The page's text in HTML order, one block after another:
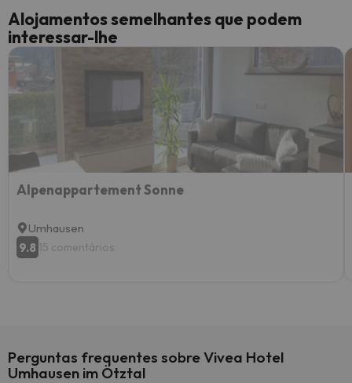
Alojamentos semelhantes que podem
interessar-lhe
Alpenappartement Sonne
Umhausen
9.8 15 comentários
Perguntas frequentes sobre Vivea Hotel
Umhausen im Ötztal